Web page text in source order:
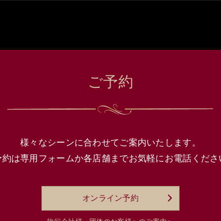
ご予約
様々なシーンに合わせてご案内いたします。
約は専用フォームか各店舗までお気軽にお電話くださ
オンライン予約